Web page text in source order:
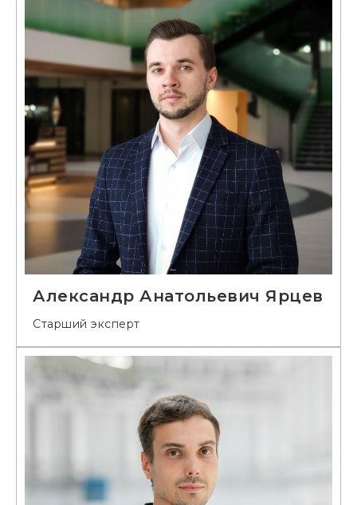
Александр Анатольевич Ярцев
Старший эксперт